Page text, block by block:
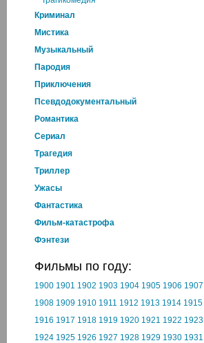
Криминал
Мистика
Музыкальный
Пародия
Приключения
Псевдодокументальный
Романтика
Cериал
Трагедия
Триллер
Ужасы
Фантастика
Фильм-катастрофа
Фэнтези
Фильмы по году:
1900 1901 1902 1903 1904 1905 1906 1907
1908 1909 1910 1911 1912 1913 1914 1915
1916 1917 1918 1919 1920 1921 1922 1923
1924 1925 1926 1927 1928 1929 1930 1931